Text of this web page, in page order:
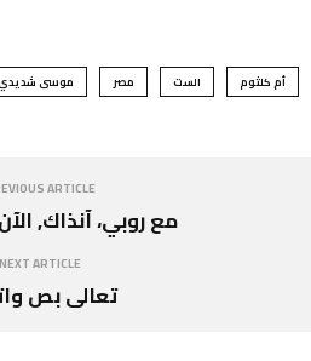
أم كلثوم الست مصر موسى
ARTICLE
مع روبي، آنذاك,
NEXT ARTICLE
تعالى بص